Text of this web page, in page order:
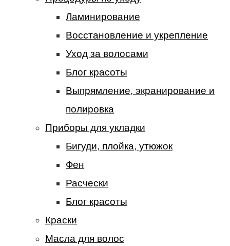
Ламинирование
Восстановление и укрепление
Уход за волосами
Блог красоты
Выпрямление, экранирование и
полировка
Приборы для укладки
Бигуди, плойка, утюжок
Фен
Расчески
Блог красоты
Краски
Масла для волос